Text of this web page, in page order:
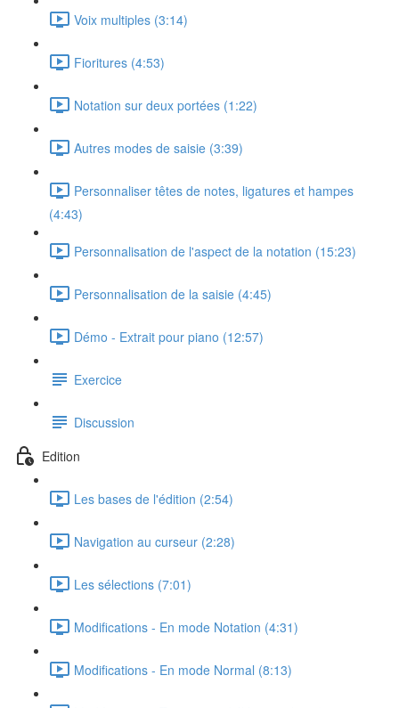
Voix multiples (3:14)
Fioritures (4:53)
Notation sur deux portées (1:22)
Autres modes de saisie (3:39)
Personnaliser têtes de notes, ligatures et hampes
(4:43)
Personnalisation de l'aspect de la notation (15:23)
Personnalisation de la saisie (4:45)
Démo - Extrait pour piano (12:57)
Exercice
Discussion
Edition
Les bases de l'édition (2:54)
Navigation au curseur (2:28)
Les sélections (7:01)
Modifications - En mode Notation (4:31)
Modifications - En mode Normal (8:13)